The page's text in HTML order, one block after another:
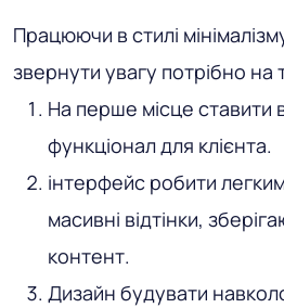
Працюючи в стилі
звернути увагу потрібно на
На перше місце ставити
функціонал для клієнта.
інтерфейс робити
масивні відтінки,
контент.
Дизайн будувати